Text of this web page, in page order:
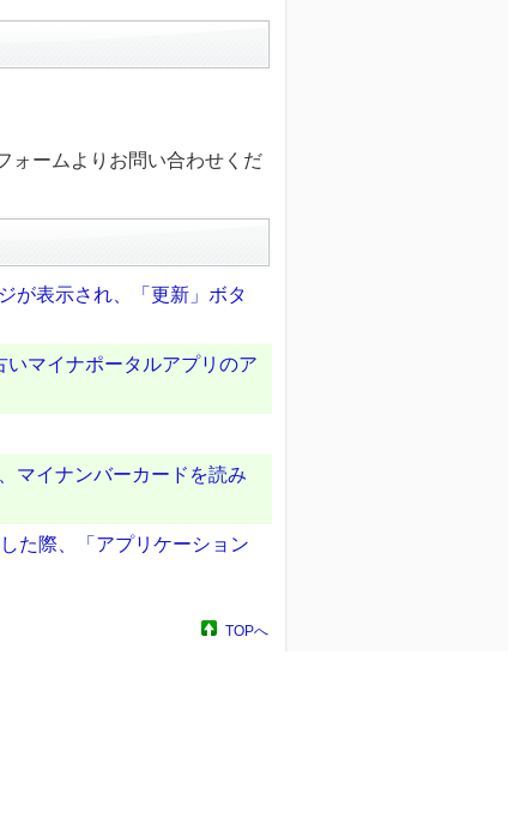
ォームよりお問い合わせくだ
が表示され、「更新」ボタ
マイナポータルアプリのア
マイナンバーカードを読み
た際、「アプリケーション
TOPへ